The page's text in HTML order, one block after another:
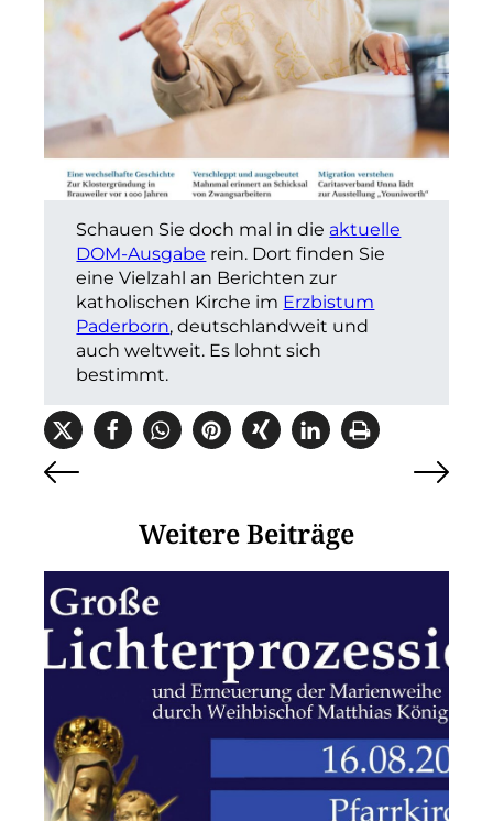
Schauen Sie doch mal in die aktuelle
DOM-Ausgabe rein. Dort finden Sie
eine Vielzahl an Berichten zur
katholischen Kirche im Erzbistum
Paderborn, deutschlandweit und
auch weltweit. Es lohnt sich
bestimmt.
Weitere Beiträge